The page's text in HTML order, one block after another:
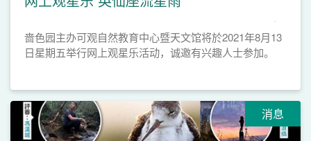
啬色园主办可观自然教育中心暨天文馆将於2021年8月13
日星期五举行网上观星乐活动，诚邀有兴趣人士参加。
消息